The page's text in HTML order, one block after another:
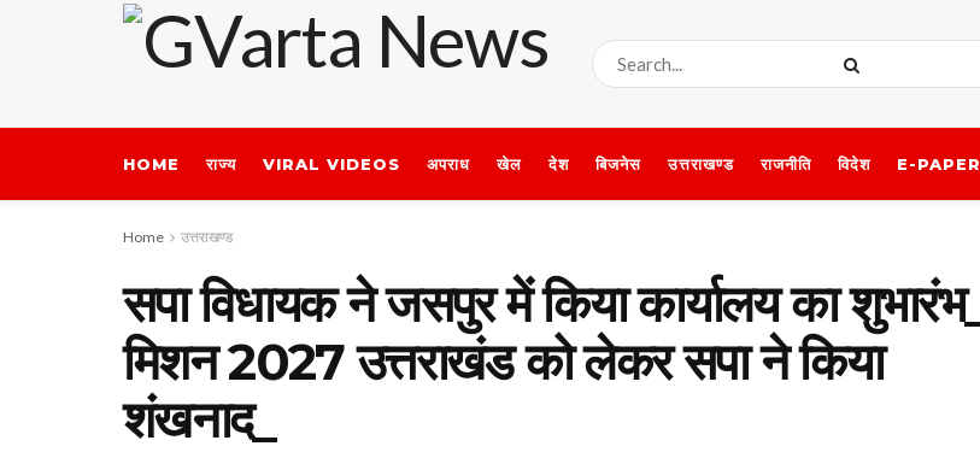
HOME राज्य VIRAL VIDEOS अपराध खेल देश बिजनेस उत्तराखण्ड राजनीति विदेश E-PAPER
Home उत्तराखण्ड
सपा विधायक ने जसपुर में किया कार्यालय का शुभारंभ_
मिशन 2027 उत्तराखंड को लेकर सपा ने किया
शंखनाद_